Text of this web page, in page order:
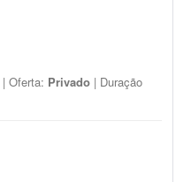
| Oferta: Privado | Duração